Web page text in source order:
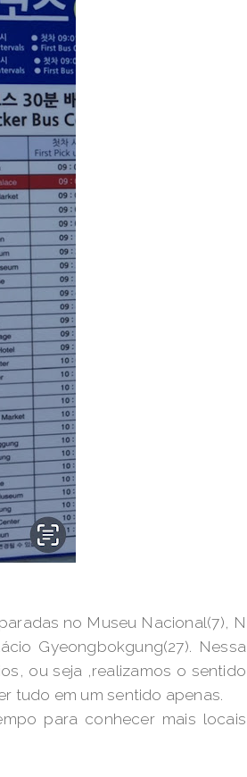
no Museu Nacional(7), N
Gyeongbokgung(27). Nessa
ou seja ,realizamos o sentido
tudo em um sentido apenas.
para conhecer mais locais